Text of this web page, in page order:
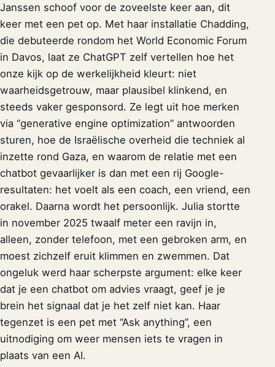
Janssen schoof voor de zoveelste keer aan, dit
keer met een pet op. Met haar installatie Chadding,
die debuteerde rondom het World Economic Forum
in Davos, laat ze ChatGPT zelf vertellen hoe het
onze kijk op de werkelijkheid kleurt: niet
waarheidsgetrouw, maar plausibel klinkend, en
steeds vaker gesponsord. Ze legt uit hoe merken
via “generative engine optimization” antwoorden
sturen, hoe de Israëlische overheid die techniek al
inzette rond Gaza, en waarom de relatie met een
chatbot gevaarlijker is dan met een rij Google-
resultaten: het voelt als een coach, een vriend, een
orakel. Daarna wordt het persoonlijk. Julia stortte
in november 2025 twaalf meter een ravijn in,
alleen, zonder telefoon, met een gebroken arm, en
moest zichzelf eruit klimmen en zwemmen. Dat
ongeluk werd haar scherpste argument: elke keer
dat je een chatbot om advies vraagt, geef je je
brein het signaal dat je het zelf niet kan. Haar
tegenzet is een pet met “Ask anything”, een
uitnodiging om weer mensen iets te vragen in
plaats van een AI.